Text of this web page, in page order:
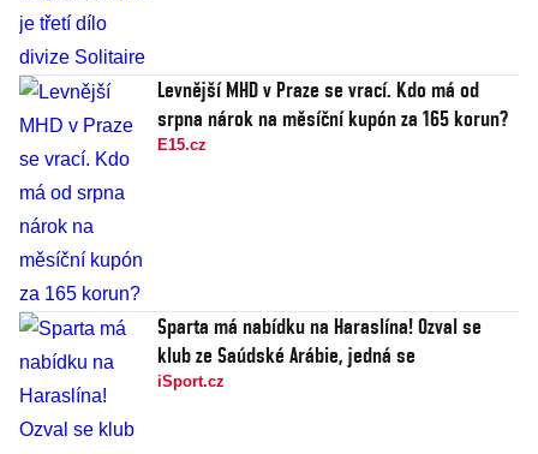
Levnější MHD v Praze se vrací. Kdo má od
srpna nárok na měsíční kupón za 165 korun?
E15.cz
Sparta má nabídku na Haraslína! Ozval se
klub ze Saúdské Arábie, jedná se
iSport.cz